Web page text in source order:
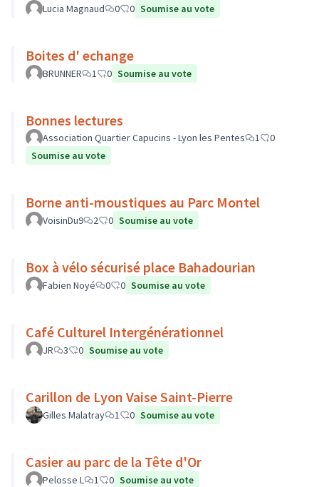
Lucia Magnaud 0 0 Soumise au vote
Boites d' echange
BRUNNER 1 0 Soumise au vote
Bonnes lectures
Association Quartier Capucins - Lyon les Pentes 1
0
Soumise au vote
Borne anti-moustiques au Parc Montel
VoisinDu9 2 0 Soumise au vote
Box à vélo sécurisé place Bahadourian
Fabien Noyé 0 0 Soumise au vote
Café Culturel Intergénérationnel
JR 3 0 Soumise au vote
Carillon de Lyon Vaise Saint-Pierre
Gilles Malatray 1 0 Soumise au vote
Casier au parc de la Tête d'Or
Pelosse L 1 0 Soumise au vote